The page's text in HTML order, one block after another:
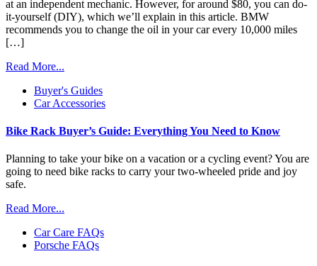
at an independent mechanic. However, for around $80, you can do-
it-yourself (DIY), which we’ll explain in this article. BMW
recommends you to change the oil in your car every 10,000 miles
[…]
Read More...
Buyer's Guides
Car Accessories
Bike Rack Buyer’s Guide: Everything You Need to Know
Planning to take your bike on a vacation or a cycling event? You are
going to need bike racks to carry your two-wheeled pride and joy
safe.
Read More...
Car Care FAQs
Porsche FAQs